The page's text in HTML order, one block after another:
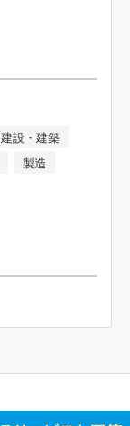
建設・建築
製造